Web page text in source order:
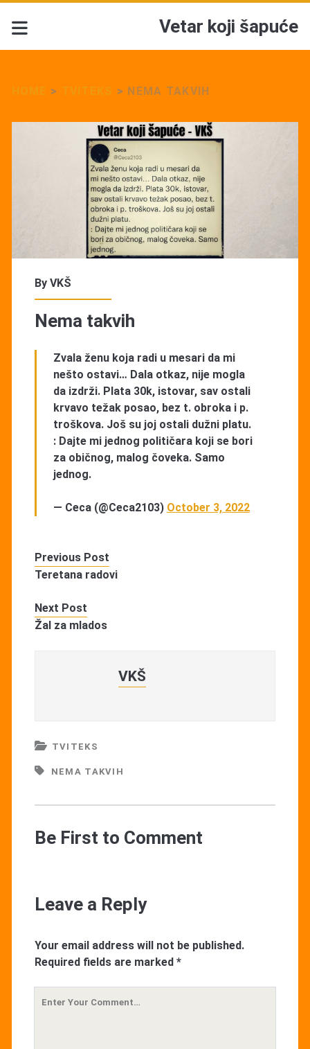
Vetar koji šapuće
> > NEMA TAKVIH
By VKŠ
Nema takvih
Zvala ženu koja radi u mesari da mi
nešto ostavi… Dala otkaz, nije mogla
da izdrži. Plata 30k, istovar, sav ostali
krvavo težak posao, bez t. obroka i p.
troškova. Još su joj ostali dužni platu.
: Dajte mi jednog političara koji se bori
za običnog, malog čoveka. Samo
jednog.
— Ceca (@Ceca2103) October 3, 2022
Previous Post
Teretana radovi
Next Post
Žal za mlados
VKŠ
TVITEKS
NEMA TAKVIH
Be First to Comment
Leave a Reply
Your email address will not be published.
Required fields are marked *